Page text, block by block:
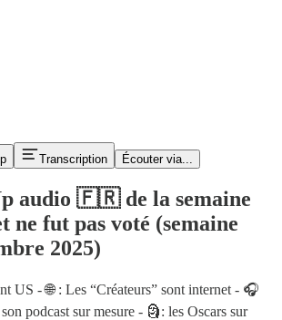
Transcription Écouter via...
audio 🇫🇷 de la semaine
ne fut pas voté (semaine
2025)
US - 🌐 : Les “Créateurs” sont internet - 🎧
podcast sur mesure - 🗿: les Oscars sur